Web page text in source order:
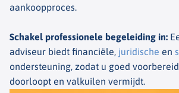
aankoopproces.
Schakel professionele begeleiding in:
adviseur biedt financiële, juridische en
ondersteuning, zodat u goed
doorloopt en valkuilen vermijdt.